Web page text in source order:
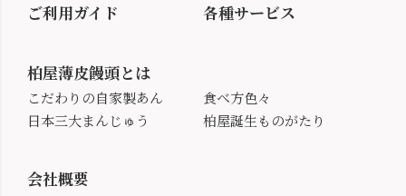
ご利用ガイド 各種サービス
柏屋薄皮饅頭とは
こだわりの自家製あん
日本三大まんじゅう
食べ方色々
柏屋誕生ものがたり
会社概要